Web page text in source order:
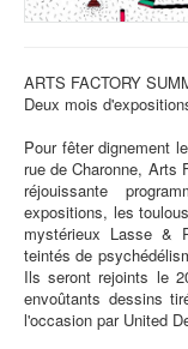
ARTS FACTORY
Deux mois
Pour fêter dignement
rue de Charonne, Arts
réjouissante
expositions, les
mystérieux Lasse &
teintés de
Ils seront rejoints le
envoûtants dessins
l'occasion par United